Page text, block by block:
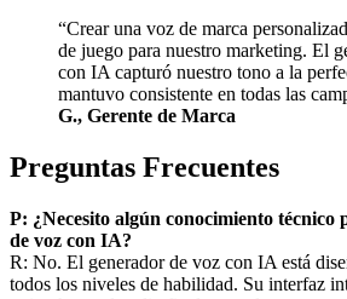
“Crear una voz de marca
de juego para nuestro marketing. El
con IA capturó nuestro tono a la
mantuvo consistente en todas las
G., Gerente de Marca
Preguntas Frecuentes
P: ¿Necesito algún conocimiento técnico
de voz con IA?
R: No. El generador de voz con IA está
todos los niveles de habilidad. Su interfaz